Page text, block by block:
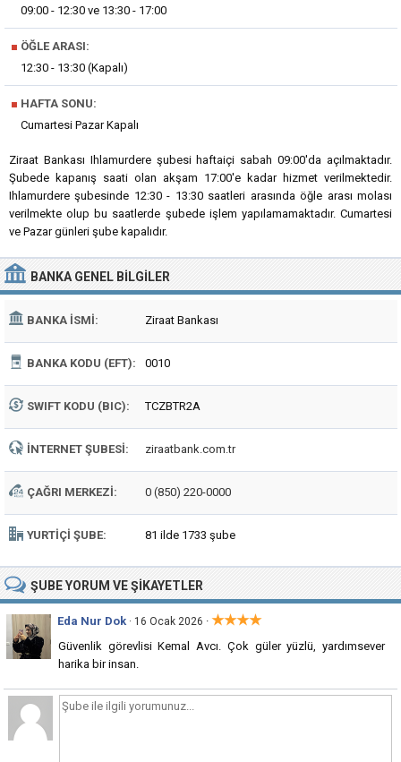
09:00 - 12:30 ve 13:30 - 17:00
■ ÖĞLE ARASI:
12:30 - 13:30 (Kapalı)
■ HAFTA SONU:
Cumartesi Pazar Kapalı
Ziraat Bankası Ihlamurdere şubesi haftaiçi sabah 09:00'da açılmaktadır.
Şubede kapanış saati olan akşam 17:00'e kadar hizmet verilmektedir.
Ihlamurdere şubesinde 12:30 - 13:30 saatleri arasında öğle arası molası
verilmekte olup bu saatlerde şubede işlem yapılamamaktadır. Cumartesi
ve Pazar günleri şube kapalıdır.
BANKA GENEL BILGILER
BANKA İSMI: Ziraat Bankası
BANKA KODU (EFT): 0010
SWIFT KODU (BIC): TCZBTR2A
İNTERNET ŞUBESI: ziraatbank.com.tr
ÇAĞRI MERKEZI: 0 (850) 220-0000
YURTIÇI ŞUBE: 81 ilde 1733 şube
ŞUBEYORUM VE ŞIKAYETLER
Eda Nur Dok · 16 Ocak 2026 · ★★★★
Güvenlik görevlisi Kemal Avcı. Çok güler yüzlü, yardımsever
harika bir insan.